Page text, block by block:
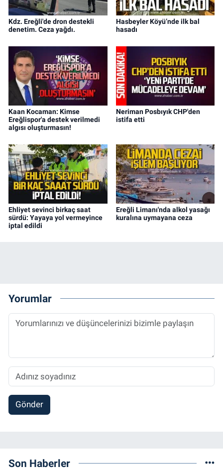
Kdz. Ereğli'de dron destekli
denetim. Ceza yağdı.
Hasbeyler Köyü’nde ilk bal
hasadı
Kaan Kocaman: Kimse
Ereğlispor'a destek verilmedi
algısı oluşturmasın!
Neriman Posbıyık CHP'den
istifa etti
Ehliyet sevinci birkaç saat
sürdü: Yayaya yol vermeyince
iptal edildi
Ereğli Limanı'nda alkol yasağı
kuralına uymayana ceza
Yorumlar
Gönder
Son Haberler